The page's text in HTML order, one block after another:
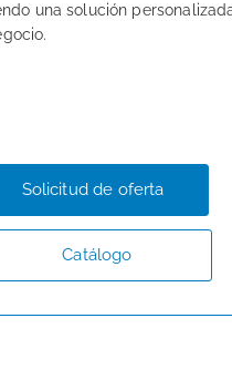
una solución
Solicitud de oferta
Catálogo